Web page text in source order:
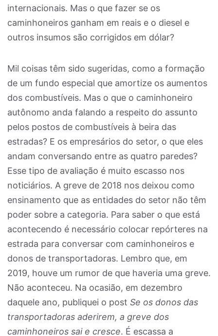
internacionais. Mas o que fazer se os
caminhoneiros ganham em reais e o diesel e
outros insumos são corrigidos em dólar?
Mil coisas têm sido sugeridas, como a formação
de um fundo especial que amortize os aumentos
dos combustíveis. Mas o que o caminhoneiro
autônomo anda falando a respeito do assunto
pelos postos de combustíveis à beira das
estradas? E os empresários do setor, o que eles
andam conversando entre as quatro paredes?
Esse tipo de avaliação é muito escasso nos
noticiários. A greve de 2018 nos deixou como
ensinamento que as entidades do setor não têm
poder sobre a categoria. Para saber o que está
acontecendo é necessário colocar repórteres na
estrada para conversar com caminhoneiros e
donos de transportadoras. Lembro que, em
2019, houve um rumor de que haveria uma greve.
Não aconteceu. Na ocasião, em dezembro
daquele ano, publiquei o post Se os donos das
transportadoras aderirem, a greve dos
caminhoneiros sai e cresce. É escassa a